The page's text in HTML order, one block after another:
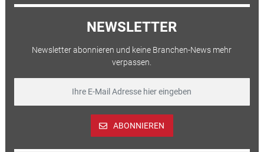
NEWSLETTER
Newsletter abonnieren und keine Branchen-News mehr
verpassen.
ABONNIEREN